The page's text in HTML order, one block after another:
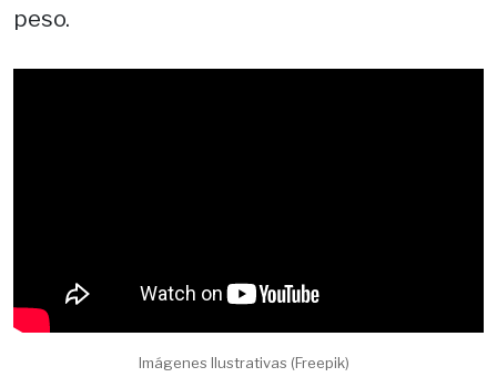
peso.
Imágenes Ilustrativas (Freepik)